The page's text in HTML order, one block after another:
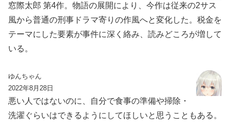
窓際太郎 第4作。物語の展開により、今作は従来の2サス
風から普通の刑事ドラマ寄りの作風へと変化した。税金を
テーマにした要素が事件に深く絡み、読みどころが増して
いる。
ゆんちゃん
2022年8月28日
悪い人ではないのに、自分で食事の準備や掃除・
洗濯ぐらいはできるようにしてほしいと思うこともある。